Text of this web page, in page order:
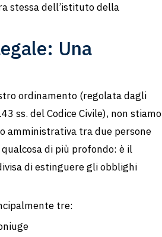
stessa dell’istituto della
Una
ordinamento (regolata dagli
ss. del Codice Civile), non stiamo
amministrativa tra due persone
di più profondo: è il
di estinguere gli obblighi
tre: